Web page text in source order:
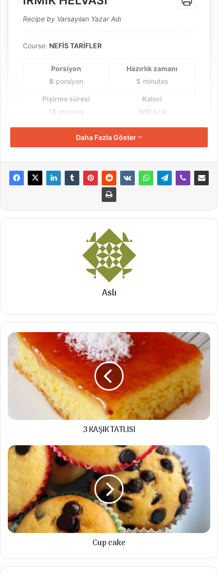
Recipe by Varsayılan Yazar Adı
Course: NEFİS TARİFLER
Porsiyon
8 porsiyon
Hazırlık zamanı
5 minutes
Pişirme süresi
15 minutes
Kalori
300 kcal
Toplam zaman
20
Yarım çay bardağı sıvıyağ
2 yemek kaşığı tereyağ
2 su bardağı irmik
2,5 su bardağı süt
2 su bardağı şeker ( Damak tadınıza göre
Talimatlar
Sıvıyağda fıstıklar rengi hafif dönünceye
kadar kavrulur.
Tereyağ ve peşine irmik eklenir.
İrmiklerin hangi dönünceye kadar kavrulur.
Süt ocağa koyulup kaynama derecesine
gelince içine şeker atılıp eritilir.
Sıcak süt irmiğe ilave edilip süt çekinceye
kadar karıştırılır.
Süt çekince irmik beş dakika dinlendirilip
servis edilir.
Daha Fazla Göster
Aslı
3
KAŞIK
TATLISI
3 KAŞIK TATLISI
Cup
cake
Cup cake